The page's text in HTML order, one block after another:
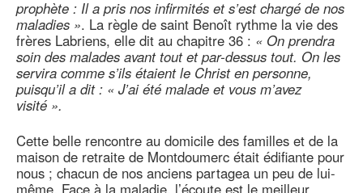
prophète : Il a pris nos infirmités et s’est chargé de nos
maladies ». La règle de saint Benoît rythme la vie des
frères Labriens, elle dit au chapitre 36 : « On prendra
soin des malades avant tout et par-dessus tout. On les
servira comme s’ils étaient le Christ en personne,
puisqu’il a dit : « J’ai été malade et vous m’avez
visité ».
Cette belle rencontre au domicile des familles et de la
maison de retraite de Montdoumerc était édifiante pour
nous ; chacun de nos anciens partagea un peu de lui-
même. Face à la maladie, l’écoute est le meilleur